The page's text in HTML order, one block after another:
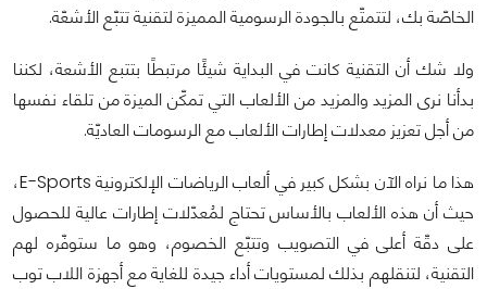
الخاصّة بك، لتتمتّع بالجودة الرسومية المميزة لتقنية تتبّع الأشعّة.
ولا شك أن التقنية كانت في البداية شيئًا مرتبطًا بتتبع الأشعة، لكننا
بدأنا نرى المزيد والمزيد من الألعاب التي تمكّن الميزة من تلقاء نفسها
من أجل تعزيز معدلات إطارات الألعاب مع الرسومات العاديّة.
هذا ما نراه الآن بشكل كبير في ألعاب الرياضات الإلكترونية E-Sports،
حيث أن هذه الألعاب بالأساس تحتاج لمُعدّلات إطارات عالية للحصول
على دقّة أعلى في التصويب وتتبّع الخصوم، وهو ما ستوفّره لهم
التقنية، لتنقلهم بذلك لمستويات أداء جيدة للغاية مع أجهزة اللاب توب